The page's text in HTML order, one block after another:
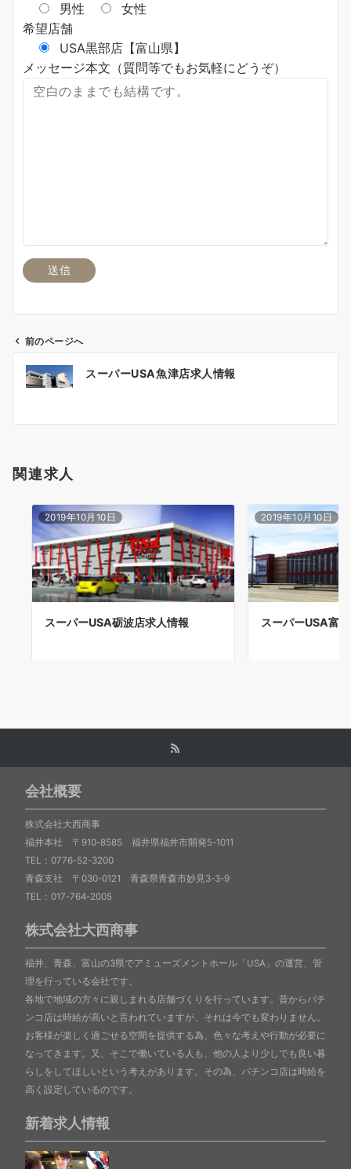
男性
女性
希望店舗
USA黒部店【富山県】
メッセージ本文（質問等でもお気軽にどうぞ）
投
稿
ナ
ゲ
前のページへ
スーパーUSA魚津店求人情報
関連求人
2019年10月10日
スーパーUSA砺波店求人情報
2019年10月10日
スーパーUSA富
会社概要
株式会社大西商事
福井本社 〒910-8585 福井県福井市開発5-1011
TEL：0776-52-3200
青森支社 〒030-0121 青森県青森市妙見3-3-9
TEL：017-764-2005
株式会社大西商事
福井、青森、富山の3県でアミューズメントホール「USA」の運営、管
理を行っている会社です。
各地で地域の方々に親しまれる店舗づくりを行っています。昔からパチ
ンコ店は時給が高いと言われていますが、それは今でも変わりません。
お客様が楽しく過ごせる空間を提供する為、色々な考えや行動が必要に
なってきます。又、そこで働いている人も、他の人より少しでも良い暮
らしをしてほしいという考えがあります。その為、パチンコ店は時給を
高く設定しているのです。
新着求人情報